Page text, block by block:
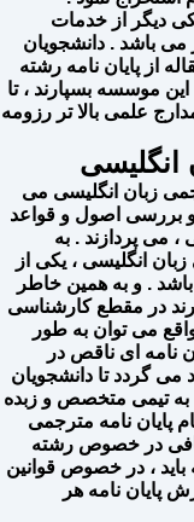
دیگر از خدمات
می باشد . دانشجویان
از پایان نامه رشته
موسسه بسپارند ، تا
علمی بالا تر رزومه
انگلیسی
زبان انگلیسی می
و بررسی اصول و قواعد
می پردازند . به
انگلیسی ، یکی از
. و به همین خاطر
در مقطع کارشناسی
می توان به طور
نامه ای ناقص در
می گردد تا دانشجویان
، به تیمی متخصص و زبده
پایان نامه مترجمی
کافی در خصوص رشته
باید ، در خصوص قوانین
پایان نامه هر